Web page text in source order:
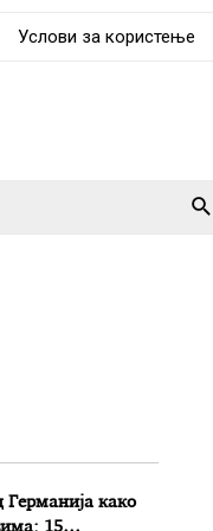
Услови за користење
Германија како
15